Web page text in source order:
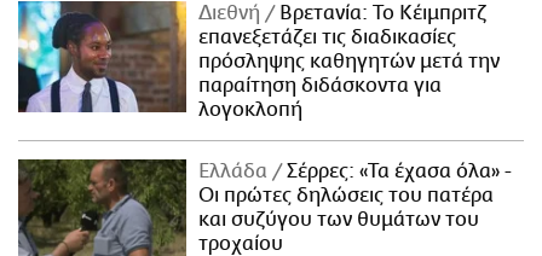
Διεθνή
Βρετανία: Το Κέιμπριτζ
επανεξετάζει τις διαδικασίες
πρόσληψης καθηγητών μετά την
παραίτηση διδάσκοντα για
λογοκλοπή
Ελλάδα
Σέρρες: «Τα έχασα όλα» -
Οι πρώτες δηλώσεις του πατέρα
και συζύγου των θυμάτων του
τροχαίου